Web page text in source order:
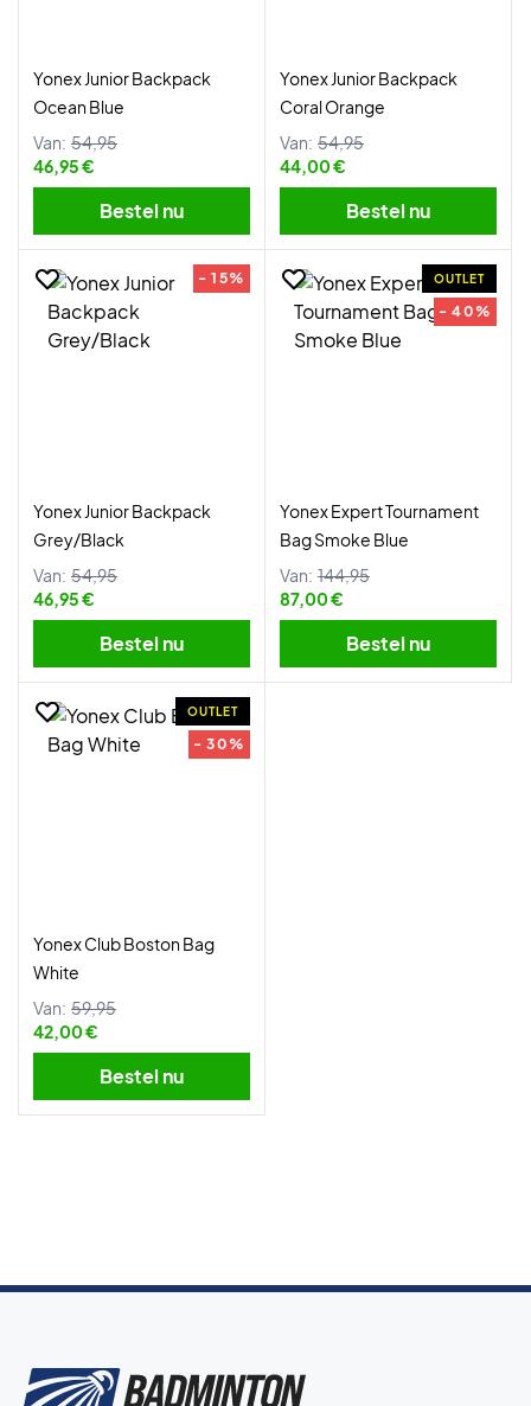
Yonex Junior Backpack
Ocean Blue
Van: 54,95
46,95 €
Bestel nu
Yonex Junior Backpack
Coral Orange
Van: 54,95
44,00 €
Bestel nu
- 15%
Yonex Junior Backpack
Grey/Black
Van: 54,95
46,95 €
Bestel nu
OUTLET
- 40%
Yonex Expert Tournament
Bag Smoke Blue
Van: 144,95
87,00 €
Bestel nu
OUTLET
- 30%
Yonex Club Boston Bag
White
Van: 59,95
42,00 €
Bestel nu